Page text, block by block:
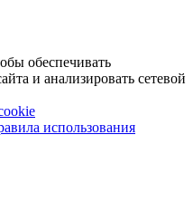
обеспечивать
и анализировать сетевой
использования